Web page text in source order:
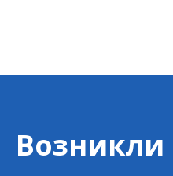
Возникли